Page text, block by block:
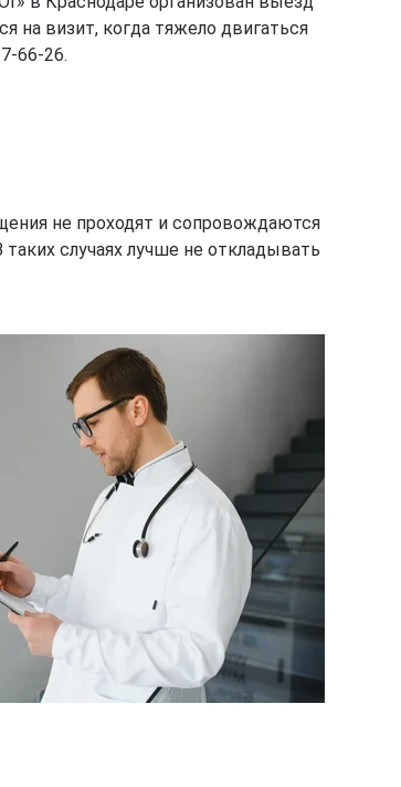
на визит, когда тяжело двигаться
66-26.
не проходят и сопровождаются
случаях лучше не откладывать